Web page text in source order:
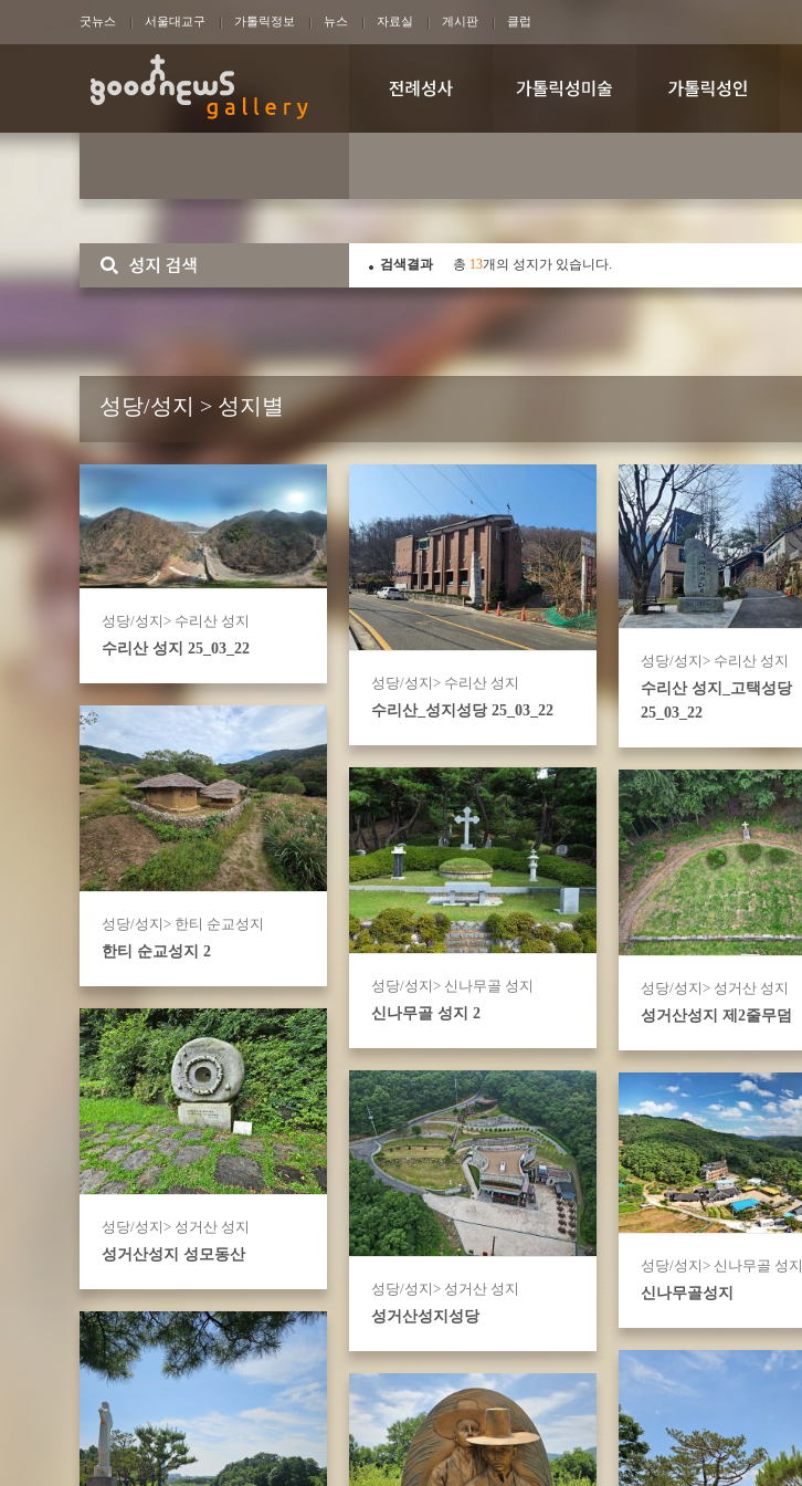
굿뉴스 서울대교구 가톨릭정보 뉴스 자료실 게시판 클럽
검색결과 총 13개의 성지가 있습니다.
성당/성지 > 성지별
성당/성지> 수리산 성지
수리산 성지 25_03_22
성당/성지> 수리산 성지
수리산_성지성당 25_03_22
성당/성지> 수리산 성지
수리산 성지_고택성당
25_03_22
성당/성지> 한티 순교성지
한티 순교성지 2
성당/성지> 신나무골 성지
신나무골 성지 2
성당/성지> 성거산 성지
성거산성지 제2줄무덤
성당/성지> 성거산 성지
성거산성지 성모동산
성당/성지> 성거산 성지
성거산성지성당
성당/성지> 신나무골 성지
신나무골성지